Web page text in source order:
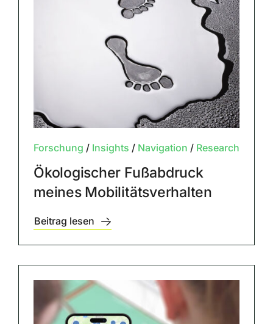
Forschung / Insights / Navigation / Research
Ökologischer Fußabdruck
meines Mobilitätsverhalten
Beitrag lesen